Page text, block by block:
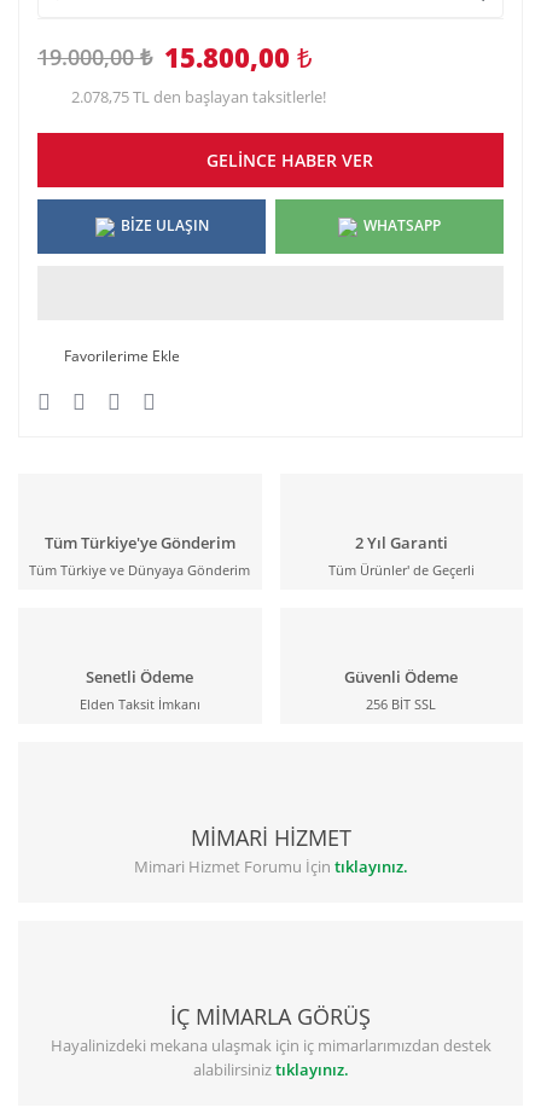
19.000,00 ₺ 15.800,00 ₺
2.078,75 TL den başlayan taksitlerle!
GELİNCE HABER VER
BİZE ULAŞIN WHATSAPP
Tüm Türkiye'ye Gönderim
Tüm Türkiye ve Dünyaya Gönderim
2 Yıl Garanti
Tüm Ürünler' de Geçerli
Senetli Ödeme
Elden Taksit İmkanı
Güvenli Ödeme
256 BİT SSL
MİMARİ HİZMET
Mimari Hizmet Forumu İçin tıklayınız.
İÇ MİMARLA GÖRÜŞ
Hayalinizdeki mekana ulaşmak için iç mimarlarımızdan destek
alabilirsiniztıklayınız.